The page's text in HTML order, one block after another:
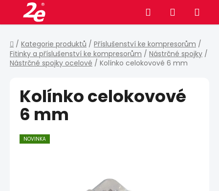
obsah
Hledat NÁKUPNÍ
KOŠÍK
Domů
/ Kategorie produktů / Příslušenství ke kompresorům /
Fitinky a příslušenství ke kompresorům / Nástrčné spojky /
Nástrčné spojky ocelové / Kolínko celokovové 6 mm
Kolínko celokovové
6 mm
NOVINKA